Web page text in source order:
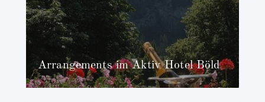
Arrangements im Aktiv Hotel Böld